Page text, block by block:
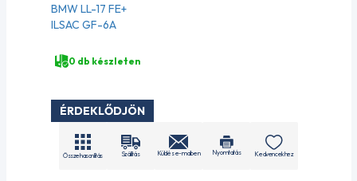
BMW LL-17 FE+
ILSAC GF-6A
0 db készleten
ÉRDEKLŐDJÖN
Összehasonlítás Szállítás Küldés e-mailben Nyomtatás Kedvencekhez